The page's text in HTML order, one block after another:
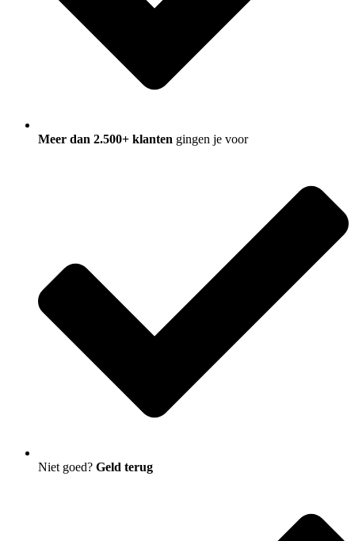
Meer dan 2.500+ klanten gingen je voor
Niet goed? Geld terug